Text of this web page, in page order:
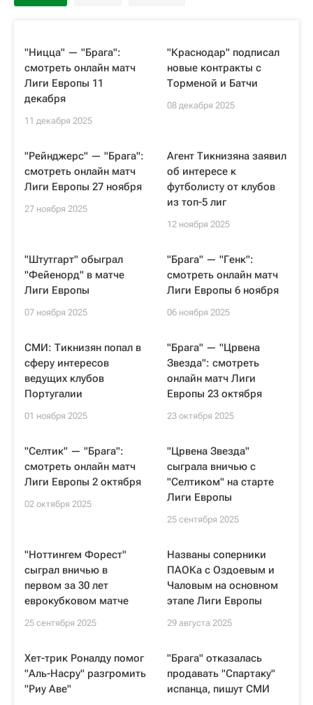
"Ницца" — "Брага":
смотреть онлайн матч
Лиги Европы 11
декабря
11 декабря 2025
"Краснодар" подписал
новые контракты с
Торменой и Батчи
08 декабря 2025
"Рейнджерс" — "Брага":
смотреть онлайн матч
Лиги Европы 27 ноября
27 ноября 2025
Агент Тикнизяна заявил
об интересе к
футболисту от клубов
из топ-5 лиг
12 ноября 2025
"Штутгарт" обыграл
"Фейенорд" в матче
Лиги Европы
07 ноября 2025
"Брага" — "Генк":
смотреть онлайн матч
Лиги Европы 6 ноября
06 ноября 2025
СМИ: Тикнизян попал в
сферу интересов
ведущих клубов
Португалии
01 ноября 2025
"Брага" — "Црвена
Звезда": смотреть
онлайн матч Лиги
Европы 23 октября
23 октября 2025
"Селтик" — "Брага":
смотреть онлайн матч
Лиги Европы 2 октября
02 октября 2025
"Црвена Звезда"
сыграла вничью с
"Селтиком" на старте
Лиги Европы
25 сентября 2025
"Ноттингем Форест"
сыграл вничью в
первом за 30 лет
еврокубковом матче
25 сентября 2025
Названы соперники
ПАОКа с Оздоевым и
Чаловым на основном
этапе Лиги Европы
29 августа 2025
Хет-трик Роналду помог
"Аль-Насру" разгромить
"Риу Аве"
"Брага" отказалась
продавать "Спартаку"
испанца, пишут СМИ